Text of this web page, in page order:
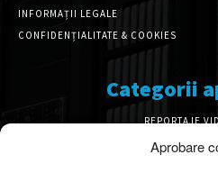
Aprobare
INFORMAȚII LEGALE
CONFIDENȚIALITATE & COOKIES
Categorii
REPORTAJE
AMENAJĂRI